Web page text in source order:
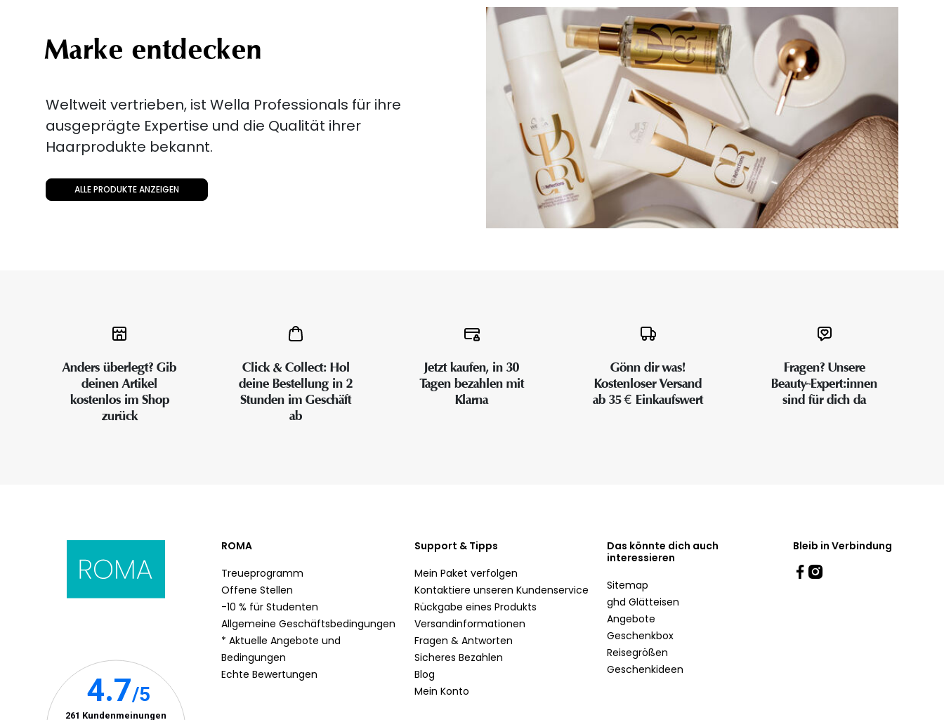
Marke entdecken
Weltweit vertrieben, ist Wella Professionals für ihre
ausgeprägte Expertise und die Qualität ihrer
Haarprodukte bekannt.
ALLE PRODUKTE ANZEIGEN
Anders überlegt? Gib
deinen Artikel
kostenlos im Shop
zurück
Click & Collect: Hol
deine Bestellung in 2
Stunden im Geschäft
ab
Jetzt kaufen, in 30
Tagen bezahlen mit
Klarna
Gönn dir was!
Kostenloser Versand
ab 35 € Einkaufswert
Fragen? Unsere
Beauty-Expert:innen
sind für dich da
ROMA
Treueprogramm
Offene Stellen
-10 % für Studenten
Allgemeine Geschäftsbedingungen
* Aktuelle Angebote und
Bedingungen
Echte Bewertungen
Support & Tipps
Mein Paket verfolgen
Kontaktiere unseren Kundenservice
Rückgabe eines Produkts
Versandinformationen
Fragen & Antworten
Sicheres Bezahlen
Blog
Mein Konto
Das könnte dich auch
interessieren
Sitemap
ghd Glätteisen
Angebote
Geschenkbox
Reisegrößen
Geschenkideen
Bleib in Verbindung